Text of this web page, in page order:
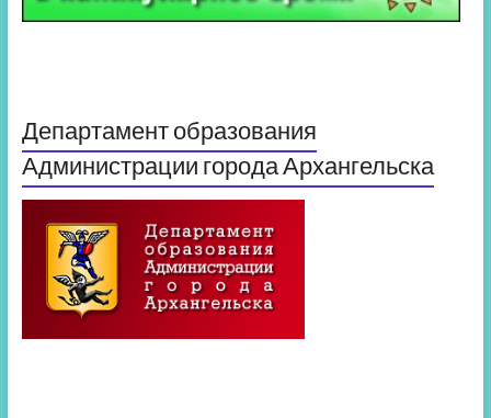
Департамент образования
Администрации города Архангельска